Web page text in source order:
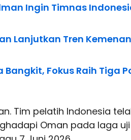
Ingin Timnas
Lanjutkan Tren
Fokus Raih Tiga
Tim pelatih Indonesia
Oman pada laga